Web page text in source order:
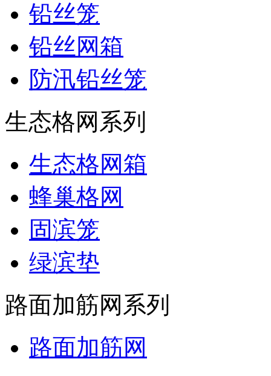
铅丝笼
铅丝网箱
防汛铅丝笼
生态格网系列
生态格网箱
蜂巢格网
固滨笼
绿滨垫
路面加筋网系列
路面加筋网